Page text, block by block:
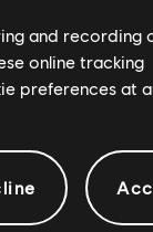
and recording
online tracking
preferences at